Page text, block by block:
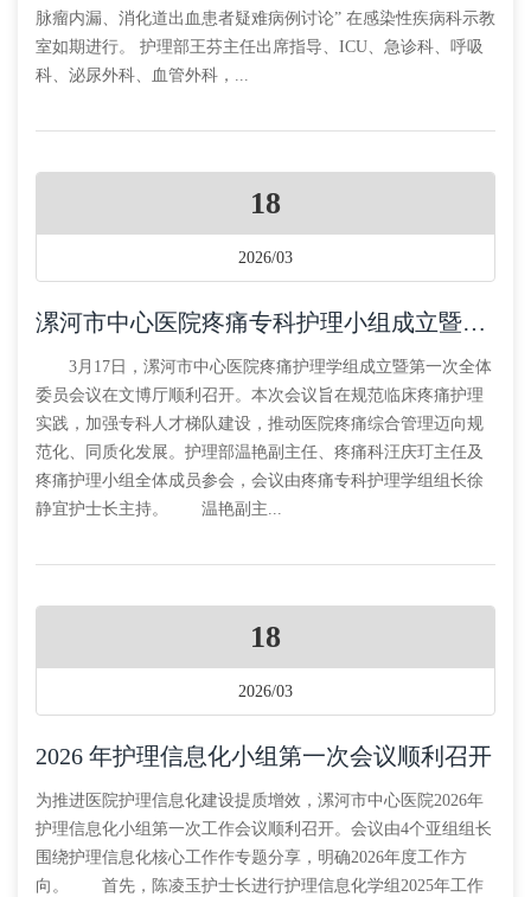
脉瘤内漏、消化道出血患者疑难病例讨论” 在感染性疾病科示教
室如期进行。 护理部王芬主任出席指导、ICU、急诊科、呼吸
科、泌尿外科、血管外科，...
18
2026/03
漯河市中心医院疼痛专科护理小组成立暨第一次全体委员会议顺利召开
3月17日，漯河市中心医院疼痛护理学组成立暨第一次全体
委员会议在文博厅顺利召开。本次会议旨在规范临床疼痛护理
实践，加强专科人才梯队建设，推动医院疼痛综合管理迈向规
范化、同质化发展。护理部温艳副主任、疼痛科汪庆玎主任及
疼痛护理小组全体成员参会，会议由疼痛专科护理学组组长徐
静宜护士长主持。 温艳副主...
18
2026/03
2026 年护理信息化小组第一次会议顺利召开
为推进医院护理信息化建设提质增效，漯河市中心医院2026年
护理信息化小组第一次工作会议顺利召开。会议由4个亚组组长
围绕护理信息化核心工作作专题分享，明确2026年度工作方
向。 首先，陈凌玉护士长进行护理信息化学组2025年工作